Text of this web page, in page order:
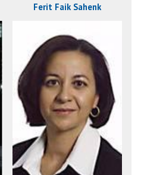
Ferit Faik Sahenk